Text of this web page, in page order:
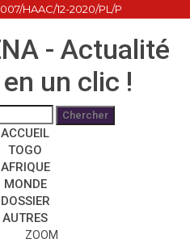
HAAC/12-2020/PL/P
- Actualité
un clic !
ACCUEIL
TOGO
AFRIQUE
MONDE
DOSSIER
AUTRES
ZOOM